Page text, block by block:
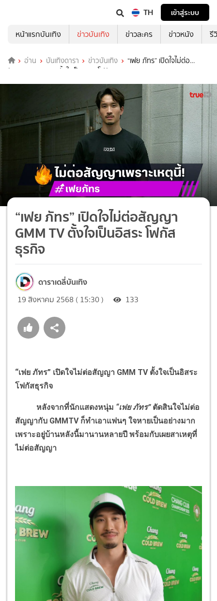
TH
เข้าสู่ระบบ
หน้าแรกบันเทิง
ข่าวบันเทิง ข่าวละคร ข่าวหนัง รี
อ่าน บันเทิงดารา ข่าวบันเทิง
“เฟย ภัทร” เปิดใจไม่ต่อ
สัญญา GMM TV ตั้งใจเป็นอิสระ โฟกัสธุรกิจ
“เฟย ภัทร” เปิดใจไม่ต่อสัญญา
GMM TV ตั้งใจเป็นอิสระ โฟกัส
ธุรกิจ
ดาราเดลี่บันเทิง
19 สิงหาคม 2568 ( 15:30 ) 133
“เฟย ภัทร” เปิดใจไม่ต่อสัญญา GMM TV ตั้งใจเป็นอิสระ
โฟกัสธุรกิจ
หลังจากที่นักแสดงหนุ่ม “เฟย ภัทร” ตัดสินใจไม่ต่อ
สัญญากับ GMMTV ก็ทำเอาแฟนๆ ใจหายเป็นอย่างมาก
เพราะอยู่บ้านหลังนี้มานานหลายปี พร้อมกับเผยสาเหตุที่
ไม่ต่อสัญญา